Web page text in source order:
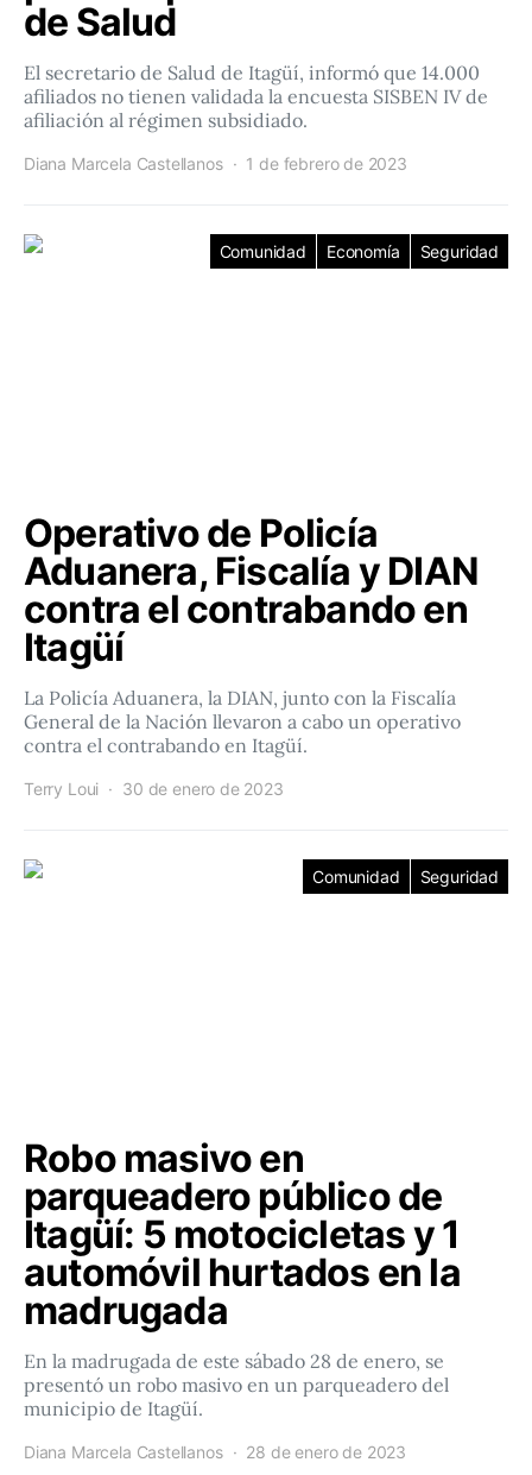
de Salud
El secretario de Salud de Itagüí, informó que 14.000
afiliados no tienen validada la encuesta SISBEN IV de
afiliación al régimen subsidiado.
Diana Marcela Castellanos 1 de febrero de 2023
Comunidad Economía Seguridad
Operativo de Policía
Aduanera, Fiscalía y DIAN
contra el contrabando en
Itagüí
La Policía Aduanera, la DIAN, junto con la Fiscalía
General de la Nación llevaron a cabo un operativo
contra el contrabando en Itagüí.
Terry Loui 30 de enero de 2023
Comunidad Seguridad
Robo masivo en
parqueadero público de
Itagüí: 5 motocicletas y 1
automóvil hurtados en la
madrugada
En la madrugada de este sábado 28 de enero, se
presentó un robo masivo en un parqueadero del
municipio de Itagüí.
Diana Marcela Castellanos 28 de enero de 2023